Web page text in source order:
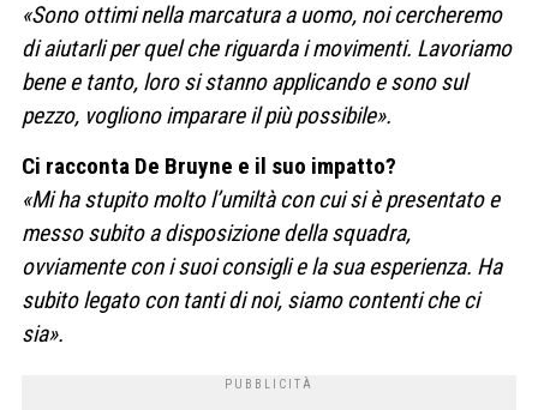
«Sono ottimi nella marcatura a uomo, noi cercheremo
di aiutarli per quel che riguarda i movimenti. Lavoriamo
bene e tanto, loro si stanno applicando e sono sul
pezzo, vogliono imparare il più possibile».
Ci racconta De Bruyne e il suo impatto?
«Mi ha stupito molto l’umiltà con cui si è presentato e
messo subito a disposizione della squadra,
ovviamente con i suoi consigli e la sua esperienza. Ha
subito legato con tanti di noi, siamo contenti che ci
sia».